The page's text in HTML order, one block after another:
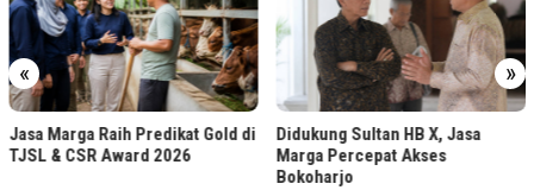
« »
Jasa Marga Raih Predikat Gold di
TJSL & CSR Award 2026
Didukung Sultan HB X, Jasa
Marga Percepat Akses
Bokoharjo